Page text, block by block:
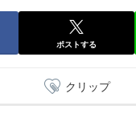
ずの接客も心地よく、1人
の配慮も嬉しかった
ポストする
クリップ